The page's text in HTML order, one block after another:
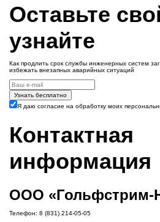
Оставьте
узнайте
Как продлить срок службы инженерных систем
избежать внезапных аварийных ситуаций
Узнать бесплатно
Я даю согласие на обработку моих
Контактная
информация
ООО «Гольфстрим-
Телефон: 8 (831) 214-05-05